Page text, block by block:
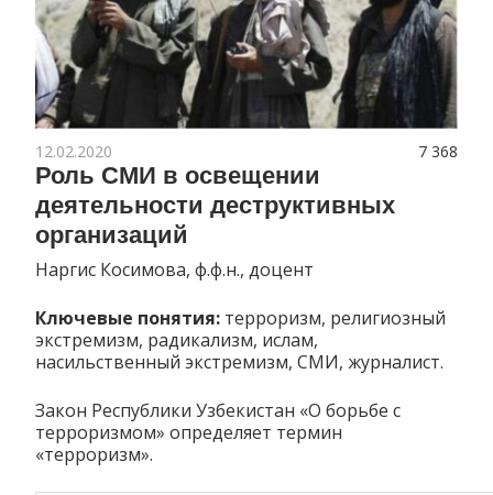
7 368
12.02.2020
Роль СМИ в освещении
деятельности деструктивных
организаций
Наргис Косимова, ф.ф.н., доцент
Ключевые понятия: терроризм, религиозный
экстремизм, радикализм, ислам,
насильственный экстремизм, СМИ, журналист.
Закон Республики Узбекистан «О борьбе с
терроризмом» определяет термин
«терроризм».